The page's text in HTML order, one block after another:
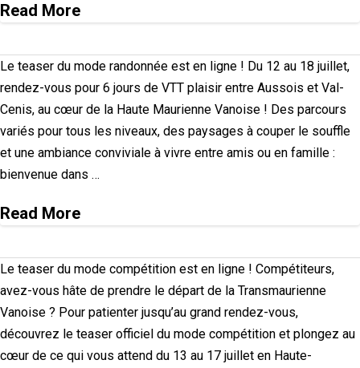
Read More
Le teaser du mode randonnée est en ligne ! Du 12 au 18 juillet,
rendez-vous pour 6 jours de VTT plaisir entre Aussois et Val-
Cenis, au cœur de la Haute Maurienne Vanoise ! Des parcours
variés pour tous les niveaux, des paysages à couper le souffle
et une ambiance conviviale à vivre entre amis ou en famille :
bienvenue dans …
Read More
Le teaser du mode compétition est en ligne ! Compétiteurs,
avez-vous hâte de prendre le départ de la Transmaurienne
Vanoise ? Pour patienter jusqu’au grand rendez-vous,
découvrez le teaser officiel du mode compétition et plongez au
cœur de ce qui vous attend du 13 au 17 juillet en Haute-